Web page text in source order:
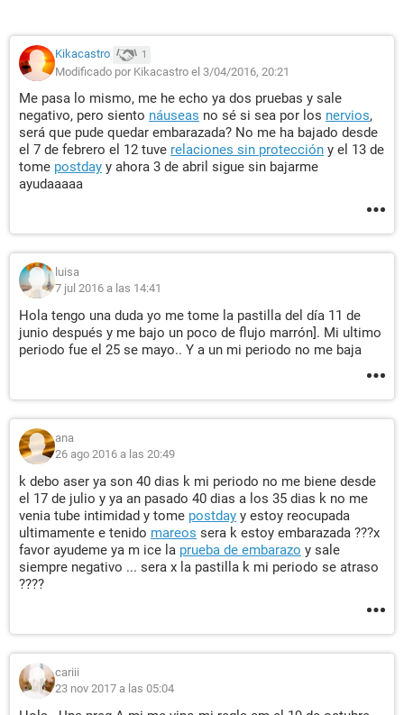
Kikacastro 1
Modificado por Kikacastro el 3/04/2016, 20:21
Me pasa lo mismo, me he echo ya dos pruebas y sale
negativo, pero siento náuseas no sé si sea por los nervios,
será que pude quedar embarazada? No me ha bajado desde
el 7 de febrero el 12 tuve relaciones sin protección y el 13 de
tome postday y ahora 3 de abril sigue sin bajarme
ayudaaaaa
luisa
7 jul 2016 a las 14:41
Hola tengo una duda yo me tome la pastilla del día 11 de
junio después y me bajo un poco de flujo marrón]. Mi ultimo
periodo fue el 25 se mayo.. Y a un mi periodo no me baja
ana
26 ago 2016 a las 20:49
k debo aser ya son 40 dias k mi periodo no me biene desde
el 17 de julio y ya an pasado 40 dias a los 35 dias k no me
venia tube intimidad y tome postday y estoy reocupada
ultimamente e tenido mareos sera k estoy embarazada ???x
favor ayudeme ya m ice la prueba de embarazo y sale
siempre negativo ... sera x la pastilla k mi periodo se atraso
????
cariii
23 nov 2017 a las 05:04